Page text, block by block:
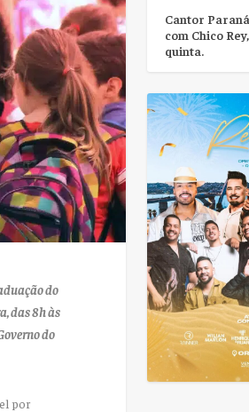
do
das 8h às
do
por
Cantor
com Chico
quinta.